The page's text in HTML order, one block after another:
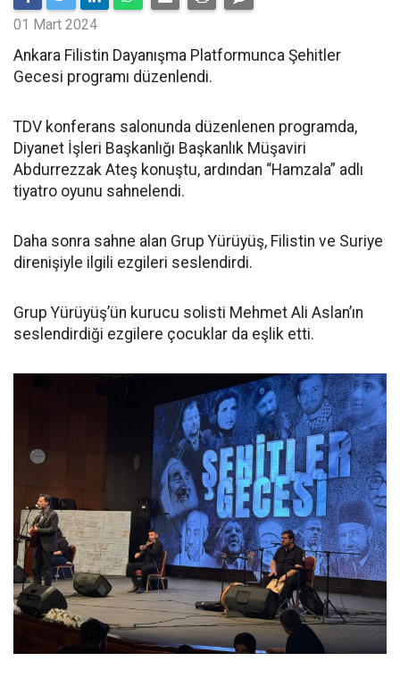
01 Mart 2024
Ankara Filistin Dayanışma Platformunca Şehitler
Gecesi programı düzenlendi.
TDV konferans salonunda düzenlenen programda,
Diyanet İşleri Başkanlığı Başkanlık Müşaviri
Abdurrezzak Ateş konuştu, ardından “Hamzala” adlı
tiyatro oyunu sahnelendi.
Daha sonra sahne alan Grup Yürüyüş, Filistin ve Suriye
direnişiyle ilgili ezgileri seslendirdi.
Grup Yürüyüş’ün kurucu solisti Mehmet Ali Aslan’ın
seslendirdiği ezgilere çocuklar da eşlik etti.